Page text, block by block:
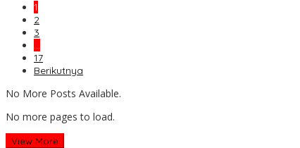
1
2
3
…
17
Berikutnya
No More Posts Available.
No more pages to load.
View More